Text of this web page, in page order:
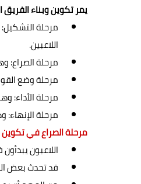
يمر تكوين وبناء
مرحلة التشكيل:
اللاعبين.
مرحلة الصراع:
مرحلة وضع
مرحلة الأداء:
مرحلة الإنهاء:
مرحلة الصراع في تكوين
اللاعبون
قد تحدث بعض